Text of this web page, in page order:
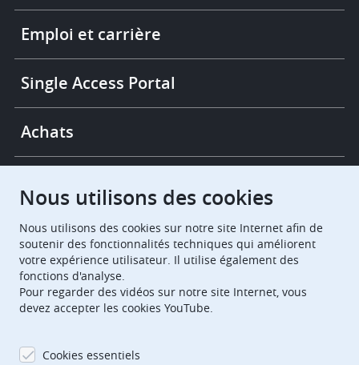
More
links
Emploi et carrière
Single Access Portal
Achats
European Patent Office EPO Jobs
EuropeanPatentOffice
Nous utilisons des cookies
Nous utilisons des cookies sur notre site Internet afin de
soutenir des fonctionnalités techniques qui améliorent
votre expérience utilisateur. Il utilise également des
fonctions d'analyse.
Pour regarder des vidéos sur notre site Internet, vous
devez accepter les cookies YouTube.
Cookies essentiels